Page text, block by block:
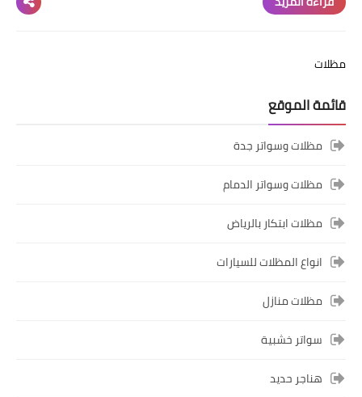
مظلات
قائمة الموقع
مظلات وسواتر جدة
مظلات وسواتر الدمام
مظلات ابتكار بالرياض
انواع المظلات للسيارات
مظلات منازل
سواتر خشبية
هناجر حديد